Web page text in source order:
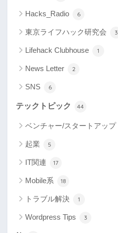
Hacks_Radio 6
東京ライフハック研究会 3
Lifehack Clubhouse 1
News Letter 2
SNS 6
テックトピック 44
ベンチャー/スタートアップ
起業 5
IT関連 17
Mobile系 18
トラブル解決 1
Wordpress Tips 3